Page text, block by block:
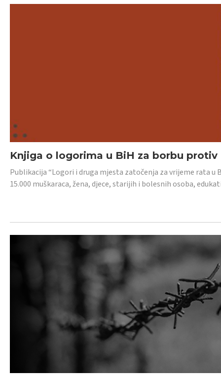
Knjiga o logorima u BiH za borbu
Publikacija “Logori i druga mjesta zatočenja za vrijeme rata u
15.000 muškaraca, žena, djece, starijih i bolesnih osoba,